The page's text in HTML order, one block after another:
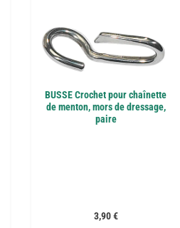
BUSSE Crochet pour chaînette
de menton, mors de dressage,
paire
Prix régulier :
3,90 €